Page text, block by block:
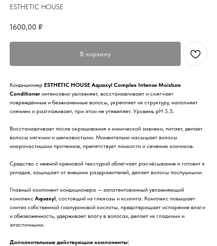
ESTHETIC HOUSE
1600,00 ₽
В корзину
Кондиционер ESTHETIC HOUSE Aquaxyl Complex Intense Moisture
Conditioner интенсивно увлажняет, восстанавливает и смягчает
повреждённые и безжизненные волосы, укрепляет их структуру, наполняет
сиянием и разглаживает, при этом не утяжеляет. Уровень pH 5.5.
Восстанавливает после окрашивания и химической завивки, питает, делает
волосы мягкими и шелковистыми. Моментально насыщает волосы
микрочастицами протеинов, препятствует ломкости и сечению кончиков.
Средство с нежной кремовой текстурой облегчает расчёсывание и готовит к
укладке, защищает от внешних раздражителей, делает волосы послушными.
Главный компонент кондиционера — запатентованный увлажняющий
комплекс Aquaxyl, состоящий из глюкозы и ксилита. Комплекс повышает
синтез собственной гиалуроновой кислоты, предотвращает испарение влаги
и обезвоженность, удерживает влагу в волосах, делает их гладкими и
эластичными.
Дополнительные действующие компоненты: